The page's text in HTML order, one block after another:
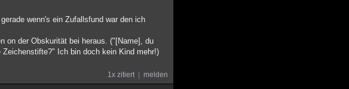
wenn's ein Zufallsfund war den ich
on der Obskurität bei heraus. ("[Name], du
Ich bin doch kein Kind mehr!)
1x zitiert melden